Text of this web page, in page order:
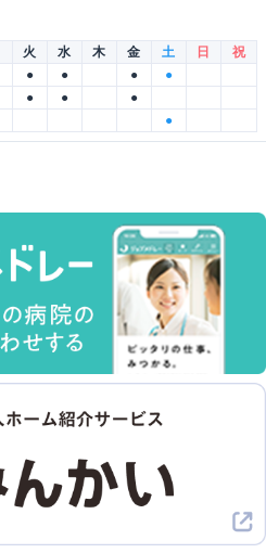
火 水 木 金 土 日
祝
● ● ●
●
● ●
●
●